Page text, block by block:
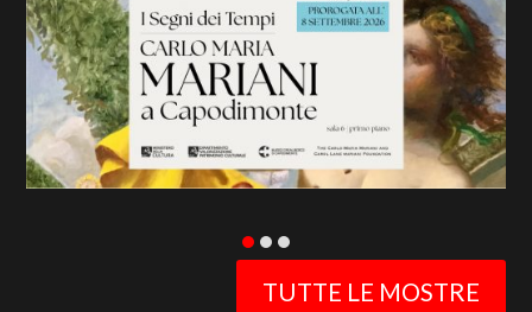
TUTTE LE MOSTRE